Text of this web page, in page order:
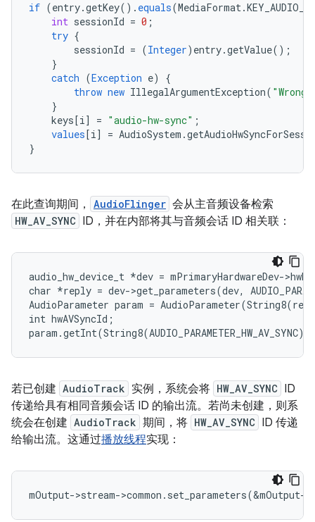
if (entry.getKey(). equals(MediaFormat.
int sessionId = 0 ;
try {
sessionId = (Integer) entry.getValue();
}
catch (Exception e)
{
throw new IllegalArgumentException(
}
keys [i] = "audio-hw-sync" ;
values [i] = AudioSystem .
}
在此查询期间， AudioFlinger 会从主音频设备检索
HW_AV_SYNC ID，并在内部将其与音频会话 ID 相关联：
audio_hw_device_t *dev = mPrimaryHardwareDev-
char *reply = dev->get_parameters(dev,
AudioParameter param =
int hwAVSyncId;
若已创建 AudioTrack 实例，系统会将 HW_AV_SYNC ID
传递给具有相同音频会话 ID 的输出流。若尚未创建，则系
统会在创建 AudioTrack 期间，将 HW_AV_SYNC ID 传递
给输出流。这通过播放线程实现：